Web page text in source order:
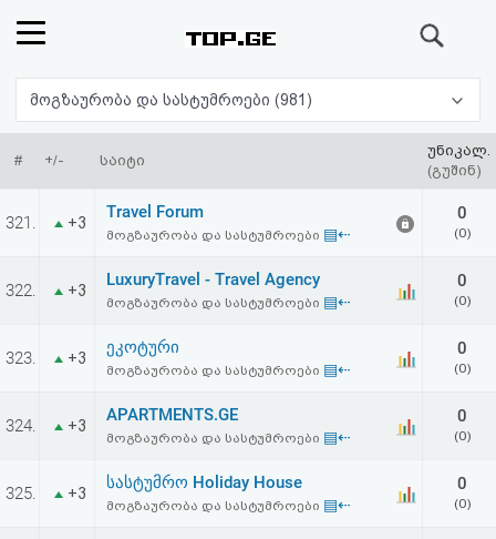
რეიტინგი
(მთავარი)
ფოსტა
პასუხი
ავტორიზაცია
რეგისტრაცია
პაროლის
აღდგენა
მოგზაურობა და სასტუმროები (981)
# +/- საიტი
უნიკალ.
(გუშინ)
321. +3
Travel Forum
მოგზაურობა და სასტუმროები ▤⇠
0
(0)
322. +3
LuxuryTravel - Travel Agency
მოგზაურობა და სასტუმროები ▤⇠
0
(0)
323. +3
ეკოტური
მოგზაურობა და სასტუმროები ▤⇠
0
(0)
324. +3
APARTMENTS.GE
მოგზაურობა და სასტუმროები ▤⇠
0
(0)
325. +3
სასტუმრო Holiday House
მოგზაურობა და სასტუმროები ▤⇠
0
(0)